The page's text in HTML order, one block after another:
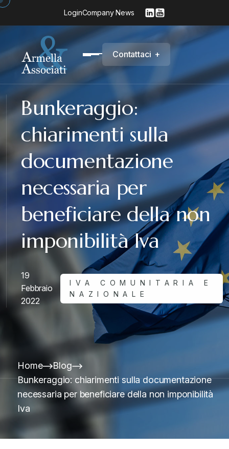
LoginCompany News
Contattaci +
Bunkeraggio:
chiarimenti sulla
documentazione
necessaria per
beneficiare della non
imponibilità Iva
19
Febbraio
2022
IVA COMUNITARIA E
NAZIONALE
Home
Blog
Bunkeraggio: chiarimenti sulla documentazione
necessaria per beneficiare della non imponibilità
Iva